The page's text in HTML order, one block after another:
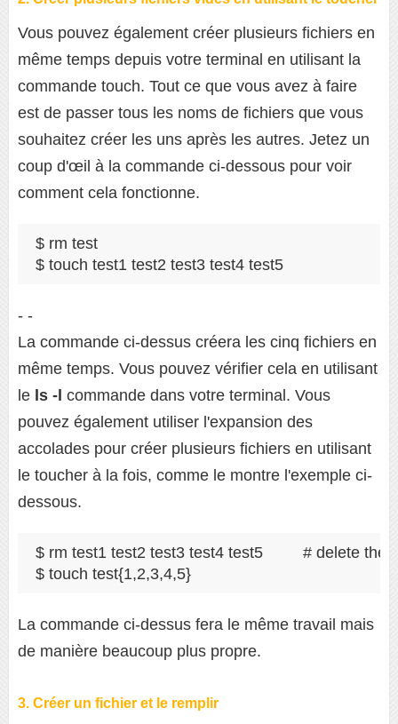
Vous pouvez également créer plusieurs fichiers en
même temps depuis votre terminal en utilisant la
commande touch. Tout ce que vous avez à faire
est de passer tous les noms de fichiers que vous
souhaitez créer les uns après les autres. Jetez un
coup d'œil à la commande ci-dessous pour voir
comment cela fonctionne.
$ rm test
$ touch test1 test2 test3 test4 test5
- -
La commande ci-dessus créera les cinq fichiers en
même temps. Vous pouvez vérifier cela en utilisant
le ls -l commande dans votre terminal. Vous
pouvez également utiliser l'expansion des
accolades pour créer plusieurs fichiers en utilisant
le toucher à la fois, comme le montre l'exemple ci-
dessous.
$ rm test1 test2 test3 test4 test5         # delete the
$ touch test{1,2,3,4,5}
La commande ci-dessus fera le même travail mais
de manière beaucoup plus propre.
3. Créer un fichier et le remplir